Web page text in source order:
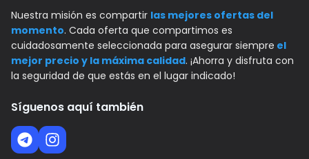
Nuestra misión es compartir las mejores ofertas del
momento. Cada oferta que compartimos es
cuidadosamente seleccionada para asegurar siempre el
mejor precio y la máxima calidad. ¡Ahorra y disfruta con
la seguridad de que estás en el lugar indicado!
Síguenos aquí también